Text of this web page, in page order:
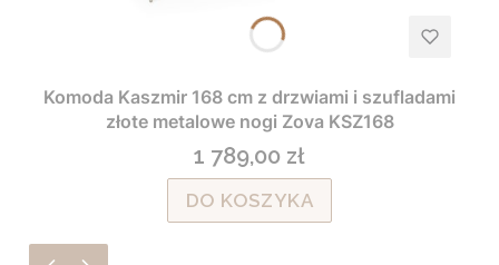
Komoda Kaszmir 168 cm z drzwiami i szufladami
złote metalowe nogi Zova KSZ168
Cena
1 789,00 zł
DO KOSZYKA